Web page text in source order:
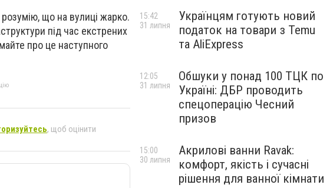
що на вулиці жарко.
під час екстрених
про це наступного
, щоб оцінити
Українцям готують новий
податок на товари з Temu
та AliExpress
15:42
31 липня
Обшуки у понад 100 ТЦК по
Україні: ДБР проводить
спецоперацію Чесний
призов
12:05
31 липня
Акрилові ванни Ravak:
комфорт, якість і сучасні
рішення для ванної кімнати
15:00
30 липня